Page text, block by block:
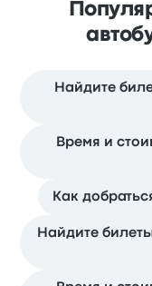
Найдите
Время и
Как
Найдите